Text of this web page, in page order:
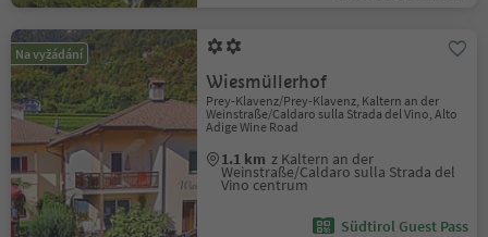
Na vyžádání
Wiesmüllerhof
Prey-Klavenz/Prey-Klavenz, Kaltern an der
Weinstraße/Caldaro sulla Strada del Vino, Alto
Adige Wine Road
1.1 km z Kaltern an der
Weinstraße/Caldaro sulla Strada del
Vino centrum
Südtirol Guest Pass